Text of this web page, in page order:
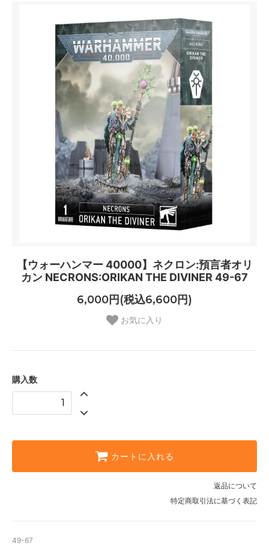
【ウォーハンマー 40000】ネクロン:預言者オリ
カン NECRONS:ORIKAN THE DIVINER 49-67
6,000円(税込6,600円)
お気に入り
購入数
カートに入れる
返品について
特定商取引法に基づく表記
49-67